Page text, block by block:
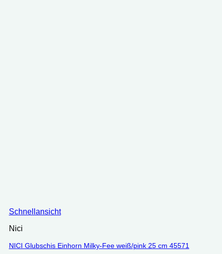
Schnellansicht
Nici
NICI Glubschis Einhorn Milky-Fee weiß/pink 25 cm 45571